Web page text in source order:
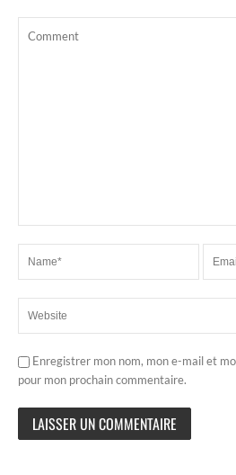
Enregistrer mon nom, mon e-mail et
pour mon prochain commentaire.